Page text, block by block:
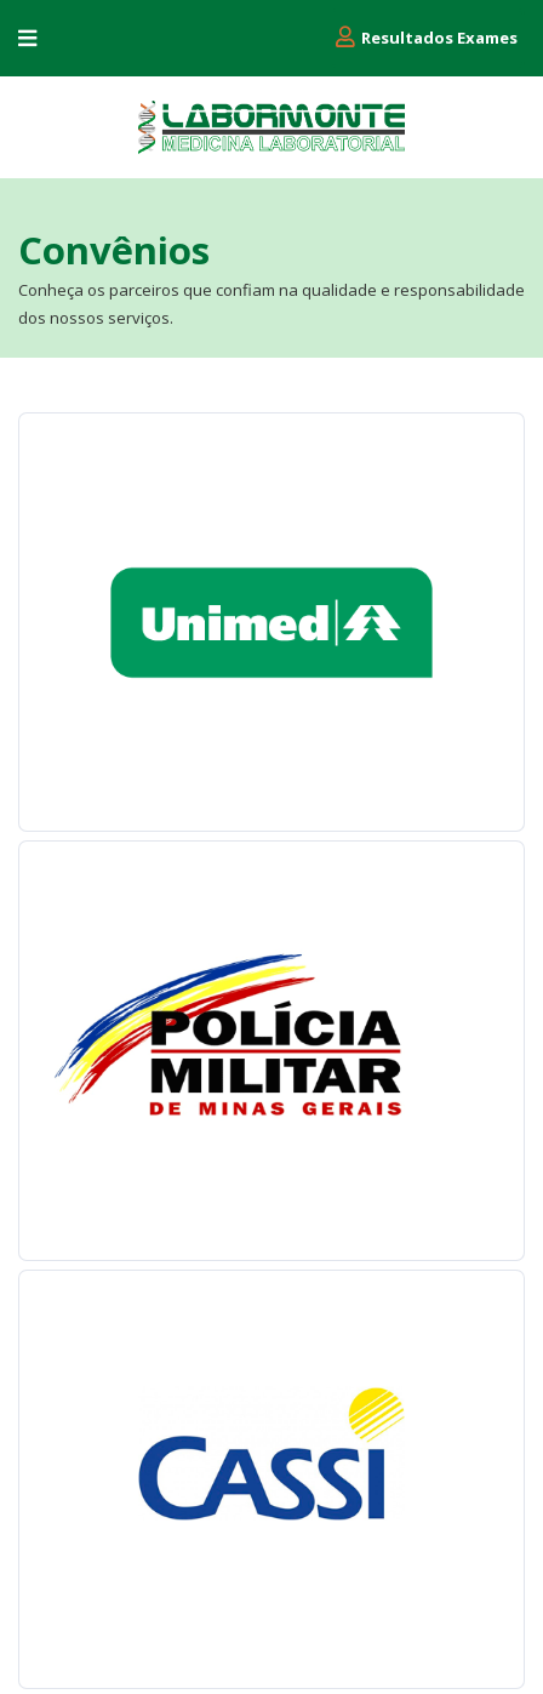
Resultados Exames
Convênios
Conheça os parceiros que confiam na qualidade e responsabilidade
dos nossos serviços.